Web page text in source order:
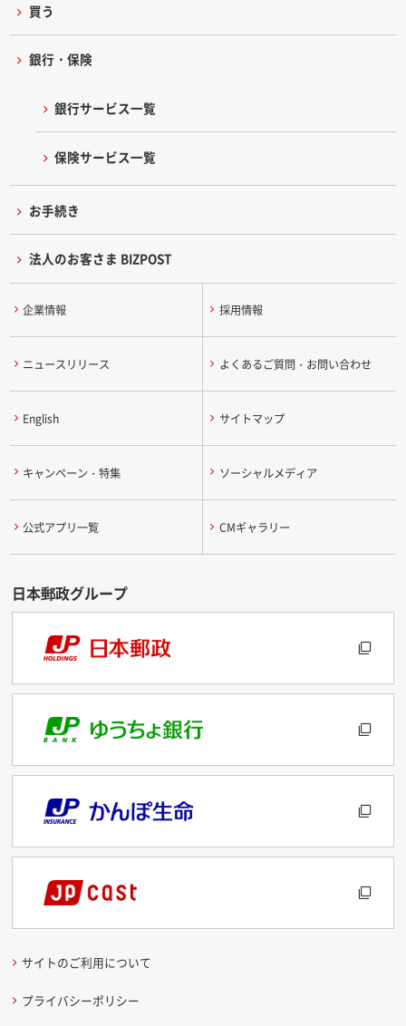
買う
銀行・保険
銀行サービス一覧
保険サービス一覧
お手続き
法人のお客さま BIZPOST
企業情報 採用情報
ニュースリリース よくあるご質問・お問い合わせ
English サイトマップ
キャンペーン・特集 ソーシャルメディア
公式アプリ一覧 CMギャラリー
サイトのご利用について
プライバシーポリシー